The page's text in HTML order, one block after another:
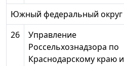
Южный федеральный округ
26
Управление
Россельхознадзора по
Краснодарскому краю и